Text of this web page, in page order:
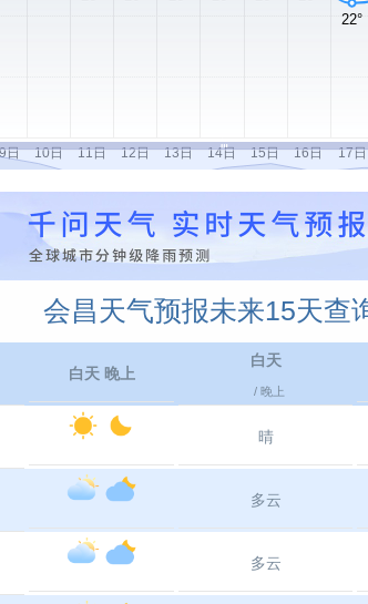
会昌天气预报未来15天查
白天 晚上
白天
/ 晚上
晴
多云
多云